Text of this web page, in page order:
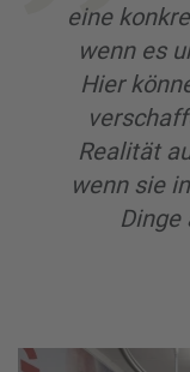
eine
wenn es
Hier
Realität
wenn sie
Dinge